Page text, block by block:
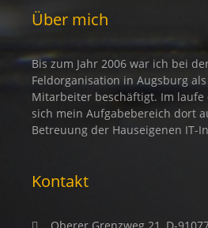
Über mich
Bis zum Jahr 2006 war ich bei
Feldorganisation in Augsburg
Mitarbeiter beschäftigt. Im laufe
sich mein Aufgabebereich dort
Betreuung der Hauseigenen IT-
Kontakt